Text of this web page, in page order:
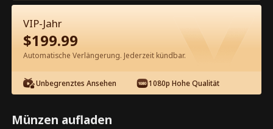
Episode 68 - Vom sexy Bauern befreit
Kompletter Film
0-49 50-68
64 65 66 67 68
VIP-Jahr
$199.99
Automatische Verlängerung. Jederzeit kündbar.
Unbegrenztes Ansehen 1080p Hohe Qualität
Münzen aufladen